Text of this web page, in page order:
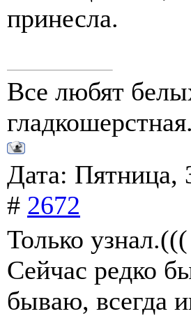
принесла.
Все любят
Дата: Пятница,
# 2672
Только
Сейчас редко
бываю, всегда